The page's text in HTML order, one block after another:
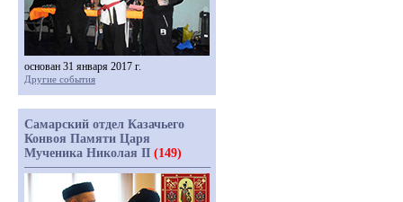
основан 31 января 2017 г.
Другие события
Самарский отдел Казачьего
Конвоя Памяти Царя
Мученика Николая II (149)